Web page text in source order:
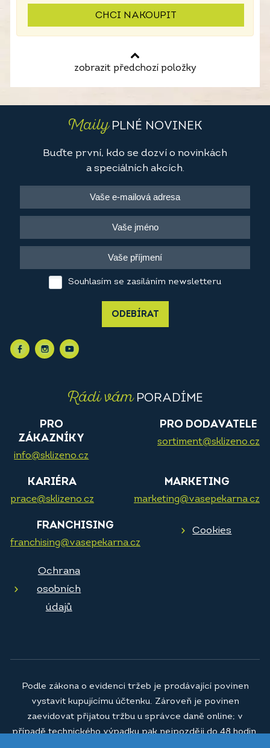
CHCI NAKOUPIT
zobrazit předchozí položky
MailyPLNÉ NOVINEK
Buďte první, kdo se dozví o novinkách
a speciálních akcích.
Souhlasím se zasíláním newsletteru
ODEBÍRAT
Rádi vámPORADÍME
PRO
ZÁKAZNÍKY
info@sklizeno.cz
PRO DODAVATELE
sortiment@sklizeno.cz
KARIÉRA
prace@sklizeno.cz
MARKETING
marketing@vasepekarna.cz
FRANCHISING
franchising@vasepekarna.cz
Cookies
Ochrana
osobních
údajů
Podle zákona o evidenci tržeb je prodávající povinen
vystavit kupujícímu účtenku. Zároveň je povinen
zaevidovat přijatou tržbu u správce daně online; v
případě technického výpadku pak nejpozději do 48 hodin.